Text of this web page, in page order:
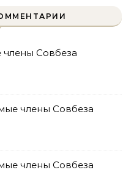
Совбеза
члены Совбеза
члены Совбеза